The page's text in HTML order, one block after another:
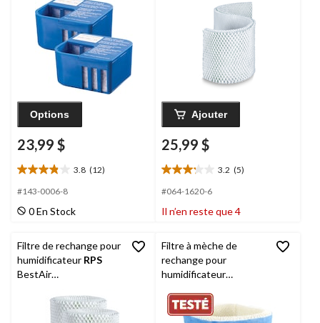
Options
23,99 $
3.8 (12)
3.8
étoile(s)
5.
évaluations
#143-0006-8
0 En Stock
ALL-2-PDQ-3 pour
humidificateurs
Holmes, paq. 1
Ajouter
25,99 $
3.2 (5)
3.2
étoile(s)
5.
évaluations
#064-1620-6
Il n’en reste que 4
Filtre de rechange pour
humidificateur RPS
BestAir
Filtre à mèche de
rechange pour
humidificateur
traité antimicrobien
Protec, filtre E